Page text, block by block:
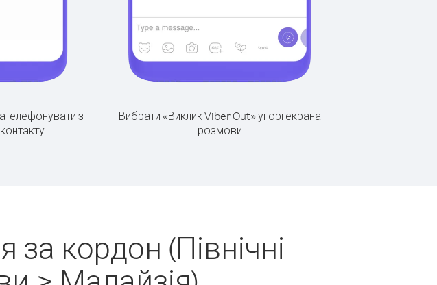
з
Вибрати «Виклик Viber Out» угорі екрана
розмови
кордон (Північні